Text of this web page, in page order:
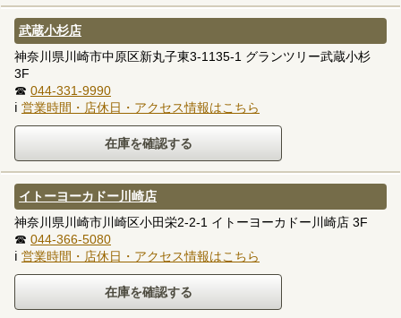
武蔵小杉店
神奈川県川崎市中原区新丸子東3-1135-1 グランツリー武蔵小杉
3F
☎ 044-331-9990
ℹ 営業時間・店休日・アクセス情報はこちら
イトーヨーカドー川崎店
神奈川県川崎市川崎区小田栄2-2-1 イトーヨーカドー川崎店 3F
☎ 044-366-5080
ℹ 営業時間・店休日・アクセス情報はこちら